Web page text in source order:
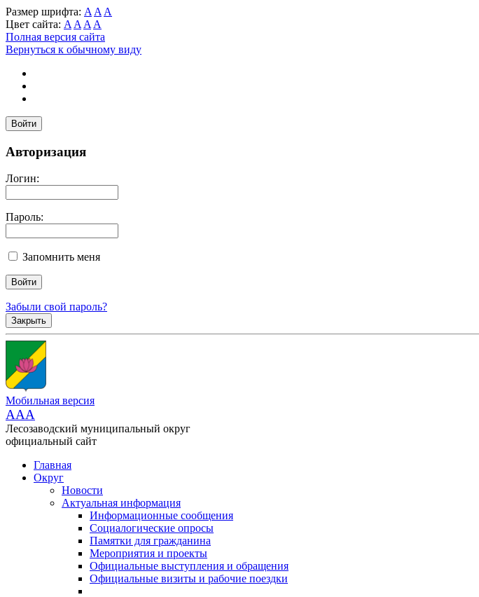
Размер шрифта: A A A
Цвет сайта: A A A A
Полная версия сайта
Вернуться к обычному виду
Войти
Авторизация
Логин:
Пароль:
Запомнить меня
Забыли свой пароль?
Закрыть
Мобильная версия
AAA
Лесозаводский муниципальный округ
официальный сайт
Главная
Округ
Новости
Актуальная информация
Информационные сообщения
Социалогические опросы
Памятки для гражданина
Мероприятия и проекты
Официальные выступления и обращения
Официальные визиты и рабочие поездки